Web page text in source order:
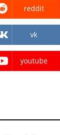
reddit
vk
youtube